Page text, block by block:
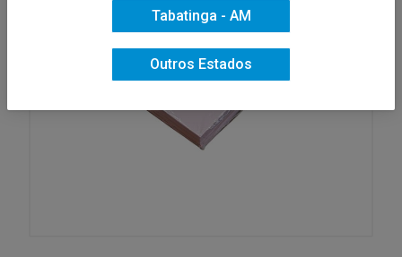
Tabatinga - AM
Outros Estados